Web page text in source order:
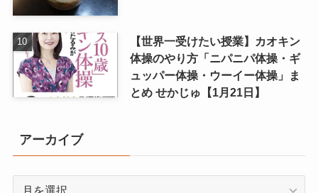
【世界一受けたい授業】カオキン
体操のやり方「ニパニパ体操・ギ
ュッパー体操・ウーイー体操」ま
とめ せかじゅ【1月21日】
アーカイブ